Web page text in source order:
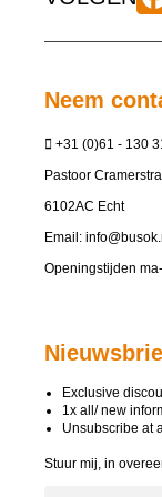
Neem
+31 (0)61 - 130
Pastoor
6102AC Echt
Email:
Openingstijden
Exclusive
1x all/ new
Unsubscribe at
Stuur mij, in